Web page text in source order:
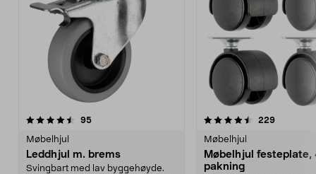
95anmeldelser
Møbelhjul
Leddhjul m. brems
Svingbart med lav byggehøyde.
4.5 av 5 stjerner 229
Møbelhjul
Møbelhjul festeplate,
pakning
4.5 av 5 stjerner